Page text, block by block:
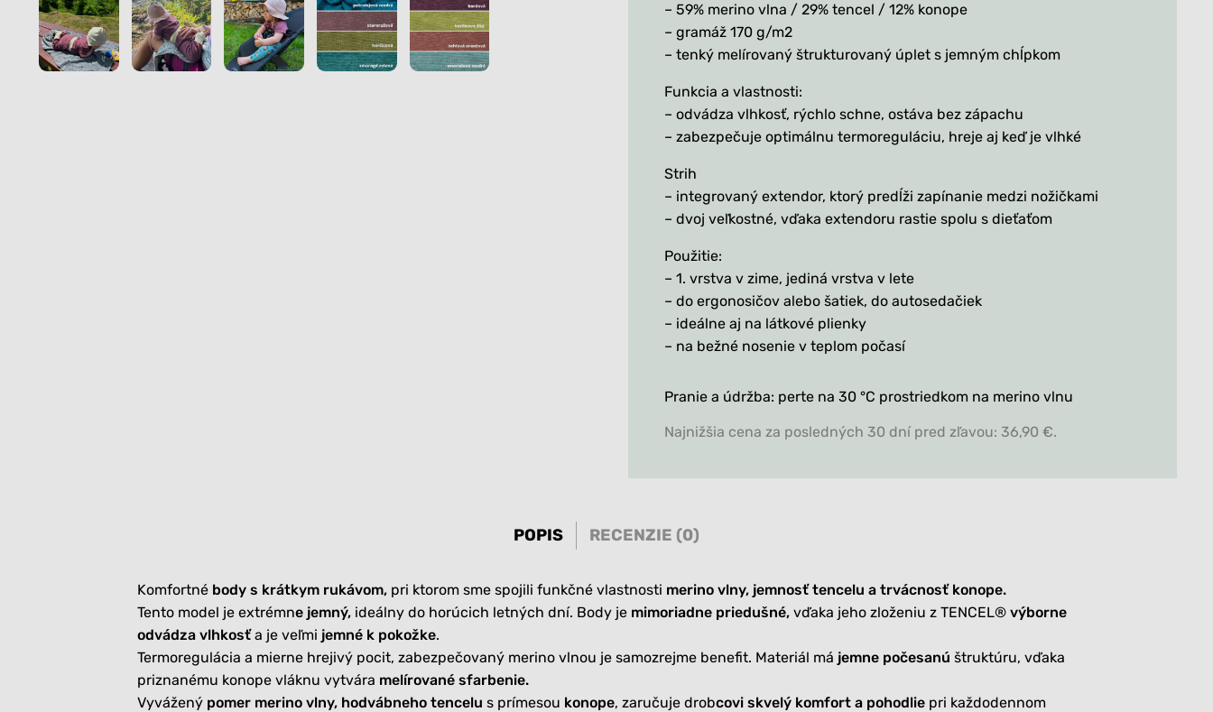
– 59% merino vlna / 29% tencel / 12% konope
– gramáž 170 g/m2
– tenký melírovaný štrukturovaný úplet s jemným chĺpkom
Funkcia a vlastnosti:
– odvádza vlhkosť, rýchlo schne, ostáva bez zápachu
– zabezpečuje optimálnu termoreguláciu, hreje aj keď je vlhké
Strih
– integrovaný extendor, ktorý predĺži zapínanie medzi nožičkami
– dvoj veľkostné, vďaka extendoru rastie spolu s dieťaťom
Použitie:
– 1. vrstva v zime, jediná vrstva v lete
– do ergonosičov alebo šatiek, do autosedačiek
– ideálne aj na látkové plienky
– na bežné nosenie v teplom počasí
Pranie a údržba: perte na 30 °C prostriedkom na merino vlnu
Najnižšia cena za posledných 30 dní pred zľavou: 36,90 €.
POPIS RECENZIE (0)
Komfortné body s krátkym rukávom, pri ktorom sme spojili funkčné vlastnosti merino vlny, jemnosť tencelu a trvácnosť konope.
Tento model je extrémne jemný, ideálny do horúcich letných dní. Body je mimoriadne priedušné, vďaka jeho zloženiu z TENCEL® výborne
odvádza vlhkosťa je veľmi jemné k pokožke.
Termoregulácia a mierne hrejivý pocit, zabezpečovaný merino vlnou je samozrejme benefit. Materiál má jemne počesanú štruktúru, vďaka
priznanému konope vláknu vytvára melírované sfarbenie.
Vyvážený pomer merino vlny, hodvábneho tencelu s prímesou konope, zaručuje drobcovi skvelý komfort a pohodlie pri každodennom